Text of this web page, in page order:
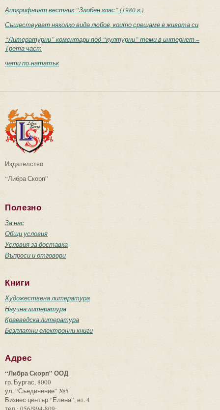
Апокрифният вестник “Злобен глас” (1980 г.)
Съществуват няколко вида любов, които срещаме в живота си
“Литературни” коментари под “културни” теми в интернет –
Трета част
чети по-нататък
Издателство
“Либра Скорп”
Полезно
За нас
Общи условия
Условия за доставка
Въпроси и отговори
Книги
Художествена литература
Научна литература
Краеведска литература
Безплатни електронни книги
Адрес
“Либра Скорп” ООД
гр. Бургас, 8000
ул. “Съединение” №5
Бизнес център “Елена”, ет. 4